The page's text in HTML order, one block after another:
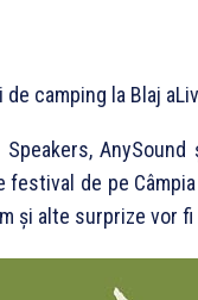
camping la Blaj
Speakers,
festival de pe
și alte surprize vor